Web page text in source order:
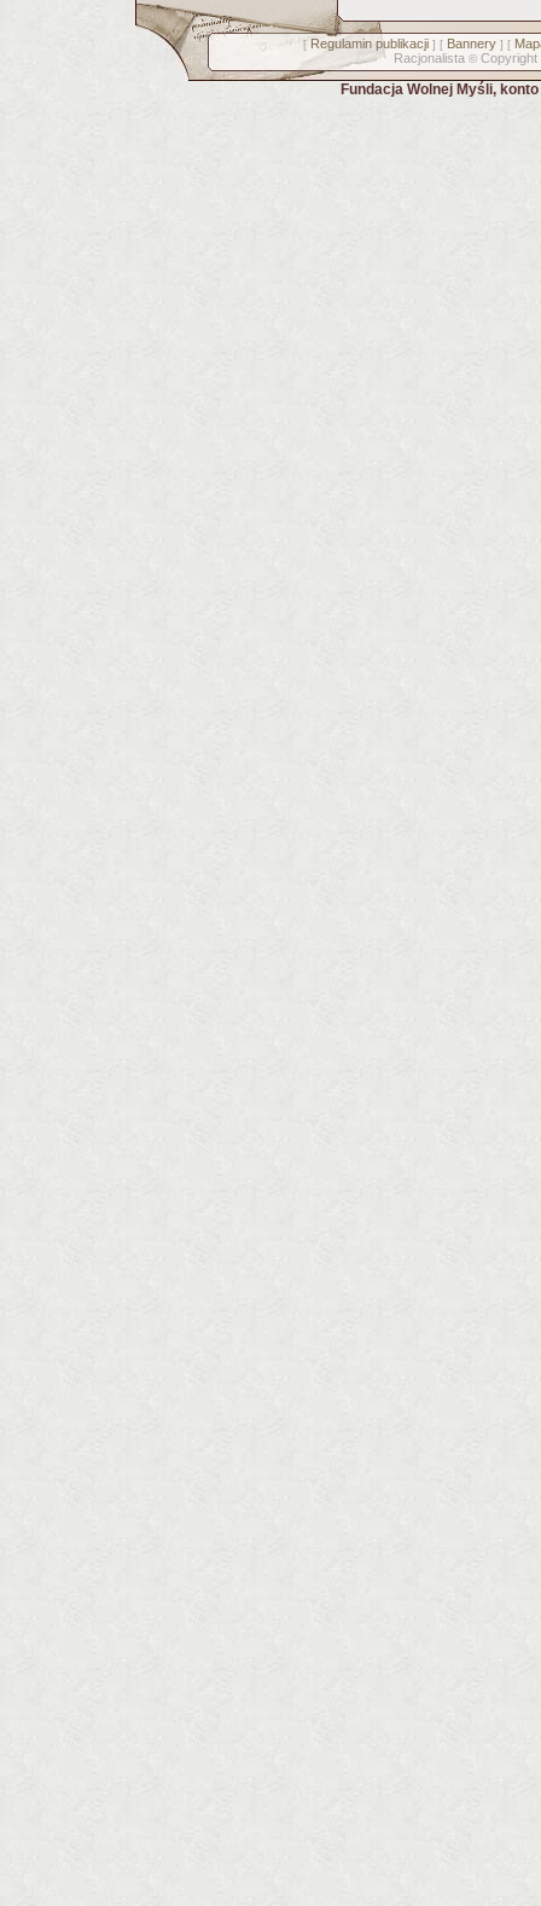
[ Regulamin publikacji] [ Bannery] [
Racjonalista © Copyright
Fundacja Wolnej Myśli,